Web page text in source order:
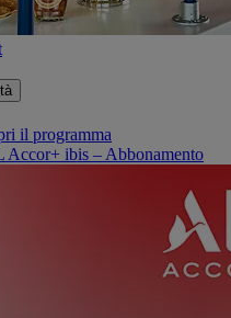
il programma
Accor+ ibis – Abbonamento